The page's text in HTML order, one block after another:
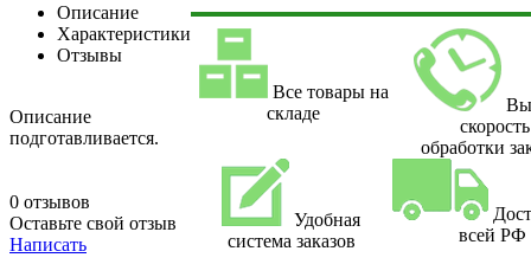
Описание
Характеристики
Отзывы
Описание
подготавливается.
0 отзывов
Оставьте свой отзыв
Написать
Все товары на
складе
скорость
обработки
Удобная
система заказов
всей РФ